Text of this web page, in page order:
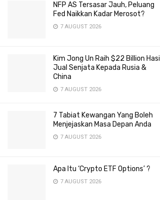
NFP AS Tersasar Jauh, Peluang
Fed Naikkan Kadar Merosot?
7 AUGUST 2026
Kim Jong Un Raih $22 Billion Hasil
Jual Senjata Kepada Rusia &
China
7 AUGUST 2026
7 Tabiat Kewangan Yang Boleh
Menjejaskan Masa Depan Anda
7 AUGUST 2026
Apa Itu ‘Crypto ETF Options’ ?
7 AUGUST 2026